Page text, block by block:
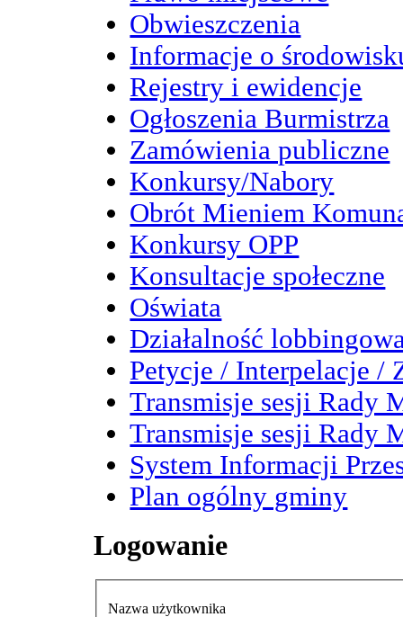
Obwieszczenia
Informacje o
Rejestry i ewidencje
Ogłoszenia Burmistrza
Zamówienia publiczne
Konkursy/Nabory
Obrót Mieniem
Konkursy OPP
Konsultacje społeczne
Oświata
Działalność
Petycje / Interpelacje /
Transmisje sesji Rady
Transmisje sesji Rady
System Informacji
Plan ogólny gminy
Logowanie
Nazwa użytkownika